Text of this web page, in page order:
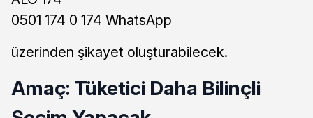
0501 174 0 174 WhatsApp
üzerinden şikayet oluşturabilecek.
Amaç: Tüketici Daha Bilinçli